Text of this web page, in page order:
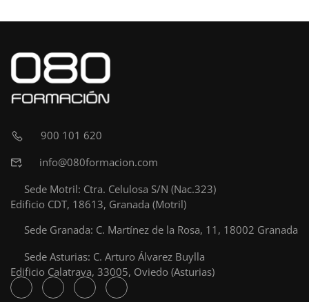
900 101 620
info@080formacion.com
Sede Motril: Ctra. Celulosa S/N (Nac.323)
Edificio CDT, 18613, Granada (Motril)
Sede Granada: C. Martínez de la Rosa, 11, 18002 Granada
Sede Asturias: C. Arturo Álvarez Buylla
Edificio Calatrava, 33005, Oviedo (Asturias)